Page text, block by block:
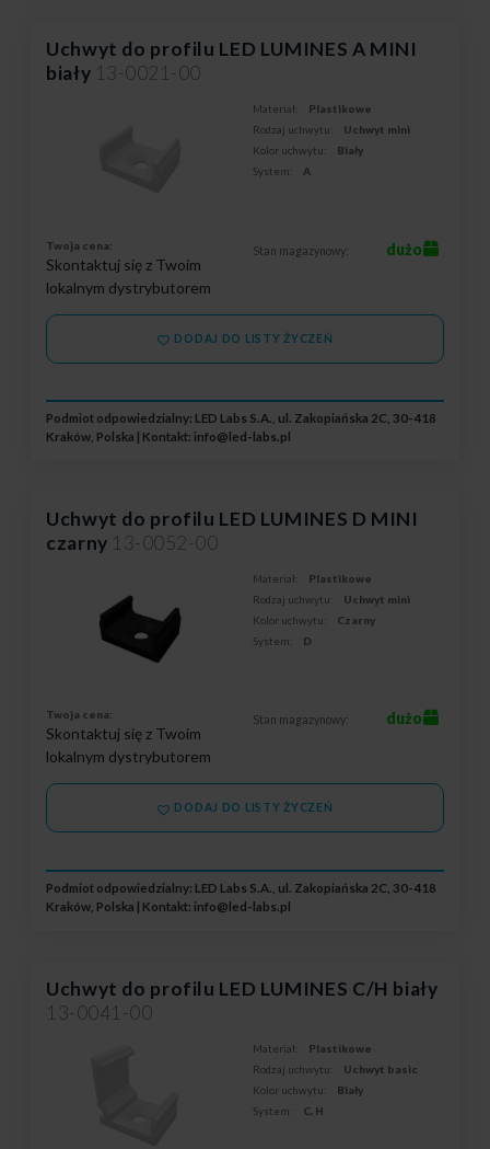
Uchwyt do profilu LED LUMINES A MINI
biały 13-0021-00
Materiał:
Plastikowe
Rodzaj uchwytu:
Uchwyt mini
Kolor uchwytu:
Biały
System:
A
Twoja cena:
Skontaktuj się z Twoim
lokalnym dystrybutorem
Stan magazynowy: dużo
DODAJ DO LISTY ŻYCZEŃ
Podmiot odpowiedzialny: LED Labs S.A., ul. Zakopiańska 2C, 30-418
Kraków, Polska | Kontakt: info@led-labs.pl
Uchwyt do profilu LED LUMINES D MINI
czarny 13-0052-00
Materiał:
Plastikowe
Rodzaj uchwytu:
Uchwyt mini
Kolor uchwytu:
Czarny
System:
D
Twoja cena:
Skontaktuj się z Twoim
lokalnym dystrybutorem
Stan magazynowy: dużo
DODAJ DO LISTY ŻYCZEŃ
Podmiot odpowiedzialny: LED Labs S.A., ul. Zakopiańska 2C, 30-418
Kraków, Polska | Kontakt: info@led-labs.pl
Uchwyt do profilu LED LUMINES C/H biały
13-0041-00
Materiał:
Plastikowe
Rodzaj uchwytu:
Uchwyt basic
Kolor uchwytu:
Biały
System:
C, H